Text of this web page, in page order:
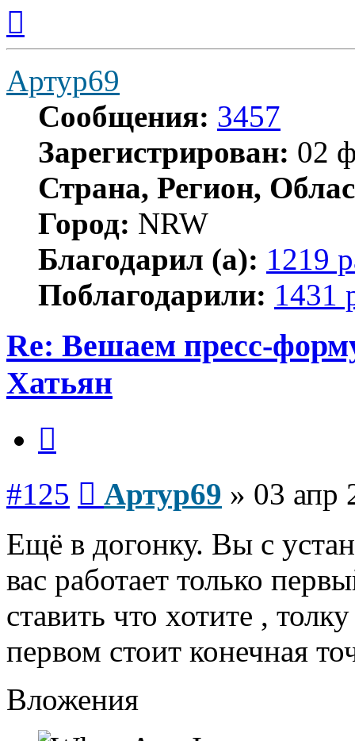
началу
Артур69
Сообщения: 3457
Зарегистрирован: 02
Страна, Регион,
Город: NRW
Благодарил (а): 1219
Поблагодарили: 1431
Re: Вешаем пресс-
Хатьян
#125 Артур69 » 03 апр
Ещё в догонку. Вы с
вас работает только
ставить что хотите ,
первом стоит конечная
Вложения